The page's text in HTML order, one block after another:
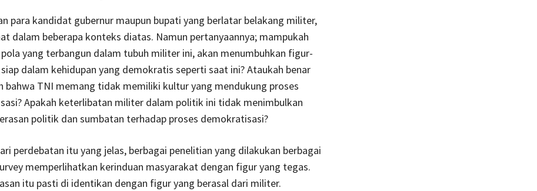
para kandidat gubernur maupun bupati yang berlatar belakang militer,
dalam beberapa konteks diatas. Namun pertanyaannya; mampukah
yang terbangun dalam tubuh militer ini, akan menumbuhkan figur-
dalam kehidupan yang demokratis seperti saat ini? Ataukah benar
bahwa TNI memang tidak memiliki kultur yang mendukung proses
Apakah keterlibatan militer dalam politik ini tidak menimbulkan
politik dan sumbatan terhadap proses demokratisasi?
perdebatan itu yang jelas, berbagai penelitian yang dilakukan berbagai
memperlihatkan kerinduan masyarakat dengan figur yang tegas.
itu pasti di identikan dengan figur yang berasal dari militer.